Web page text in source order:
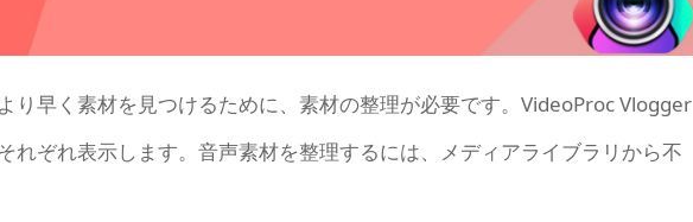
り早く素材を見つけるために、素材の整理が必要です。VideoProc Vlogger
れぞれ表示します。音声素材を整理するには、メディアライブラリから不